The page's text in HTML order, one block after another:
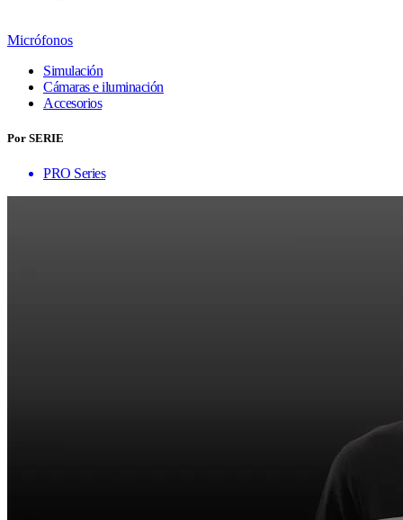
Micrófonos
Simulación
Cámaras e iluminación
Accesorios
Por SERIE
PRO Series